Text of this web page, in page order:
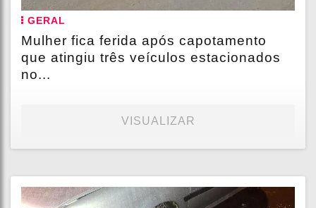
GERAL
Mulher fica ferida após capotamento
que atingiu três veículos estacionados
no...
VISUALIZAR